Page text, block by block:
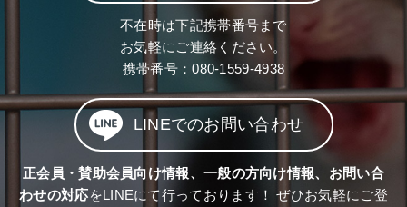
不在時は下記携帯番号まで
お気軽にご連絡ください。
携帯番号：080-1559-4938
LINEでのお問い合わせ
正会員・賛助会員向け情報、一般の方向け情報、お問い合
わせの対応をLINEにて行っております！ ぜひお気軽にご登